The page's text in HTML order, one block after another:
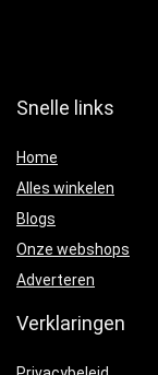
Snelle links
Home
Alles winkelen
Blogs
Onze webshops
Adverteren
Verklaringen